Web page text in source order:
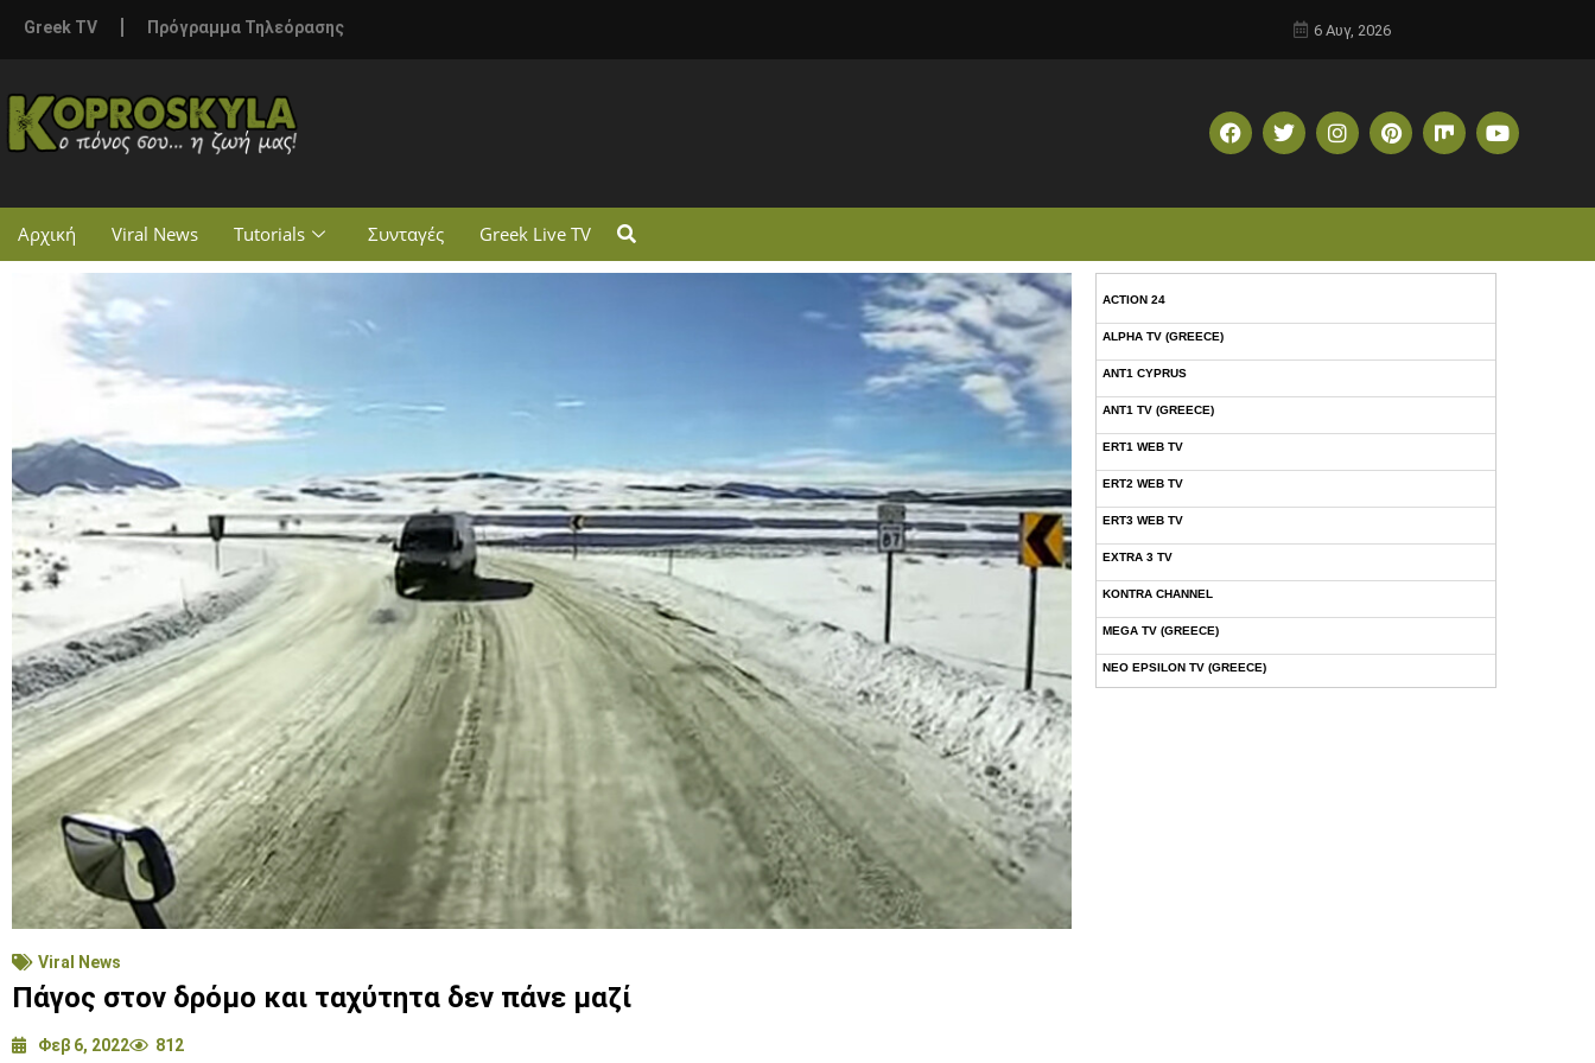
Greek TV Πρόγραμμα Τηλεόρασης 6 Αυγ, 2026
Αρχική Viral News Tutorials Συνταγές Greek Live TV
Viral News
Πάγος στον δρόμο και ταχύτητα δεν πάνε μαζί
Φεβ 6, 2022 812
ACTION 24
ALPHA TV (GREECE)
ANT1 CYPRUS
ANT1 TV (GREECE)
ERT1 WEB TV
ERT2 WEB TV
ERT3 WEB TV
EXTRA 3 TV
KONTRA CHANNEL
MEGA TV (GREECE)
NEO EPSILON TV (GREECE)